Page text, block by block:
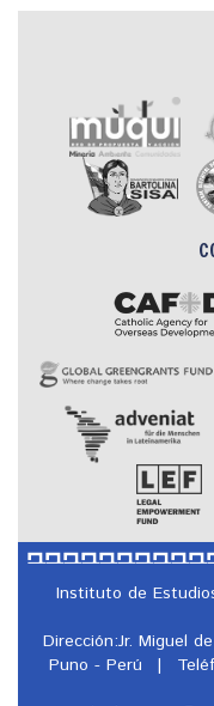
Instituto de
Dirección:Jr. Miguel
Puno - Perú
|